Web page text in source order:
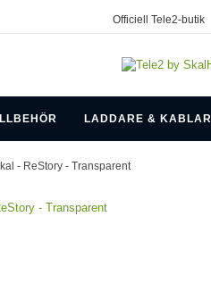
Officiell Tele2-butik
LADDARE & KABLAR
- ReStory - Transparent